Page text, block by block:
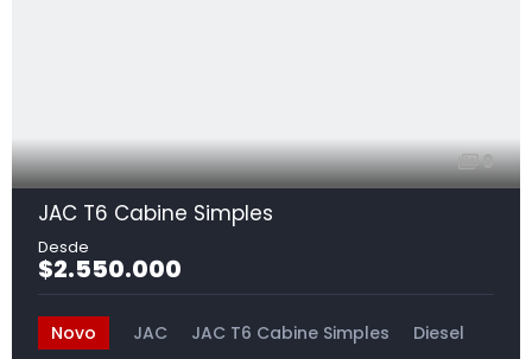
9
JAC T6 Cabine Simples
$2.550.000
Novo JAC JAC T6 Cabine Simples
Diesel